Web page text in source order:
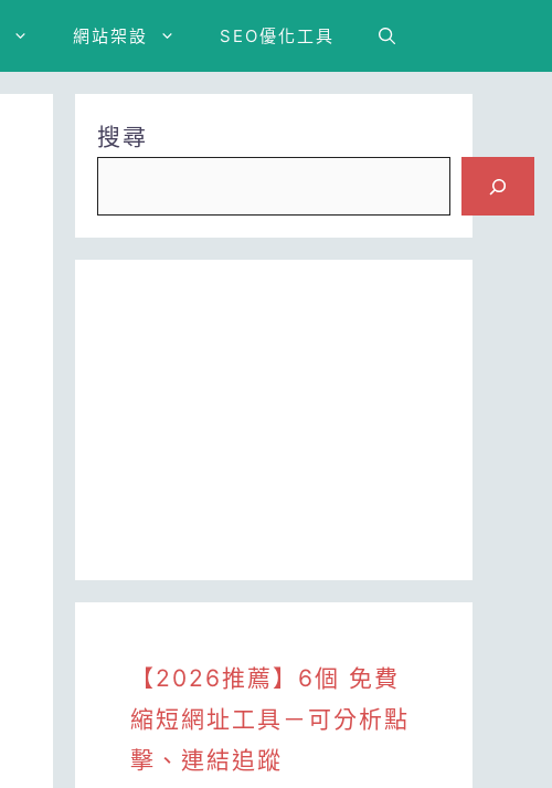
網站架設 SEO優化工具
搜尋
【2026推薦】6個 免費
縮短網址工具－可分析點
擊、連結追蹤